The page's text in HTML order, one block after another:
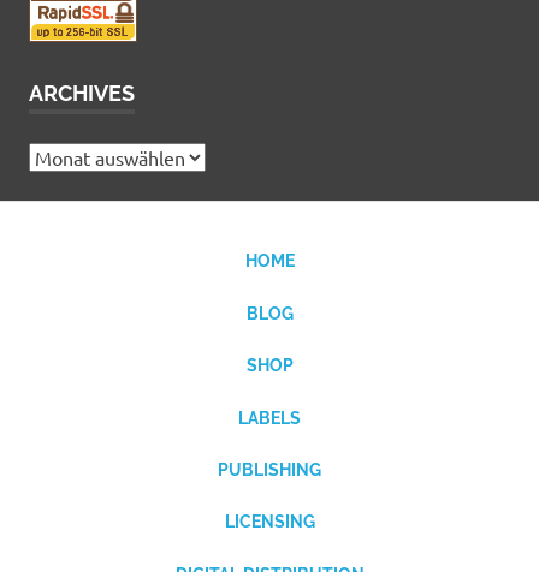
ARCHIVES
Archives
HOME
BLOG
SHOP
LABELS
PUBLISHING
LICENSING